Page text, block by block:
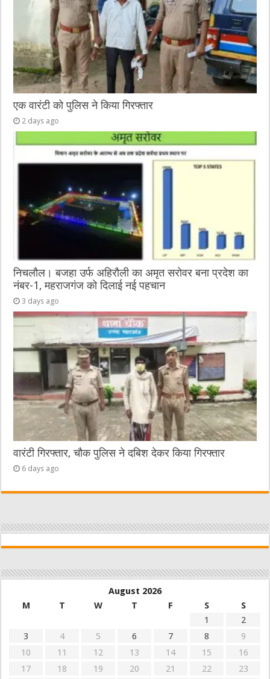
एक वारंटी को पुलिस ने किया गिरफ्तार
2 days ago
निचलौल। बजहा उर्फ अहिरौली का अमृत सरोवर बना प्रदेश का
नंबर-1, महराजगंज को दिलाई नई पहचान
3 days ago
वारंटी गिरफ्तार, चौक पुलिस ने दबिश देकर किया गिरफ्तार
6 days ago
August 2026
M
T W T F S
S
1
2
3
4 5 6 7 8
9
10
11 12 13 14 15
16
17
18 19 20 21 22
23